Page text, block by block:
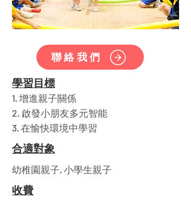
聯絡我們
學習目標
1. 增進親子關係
2. 啟發小朋友多元智能
3. 在愉快環境中學習
合適對象
幼稚園親子, 小學生親子
收費